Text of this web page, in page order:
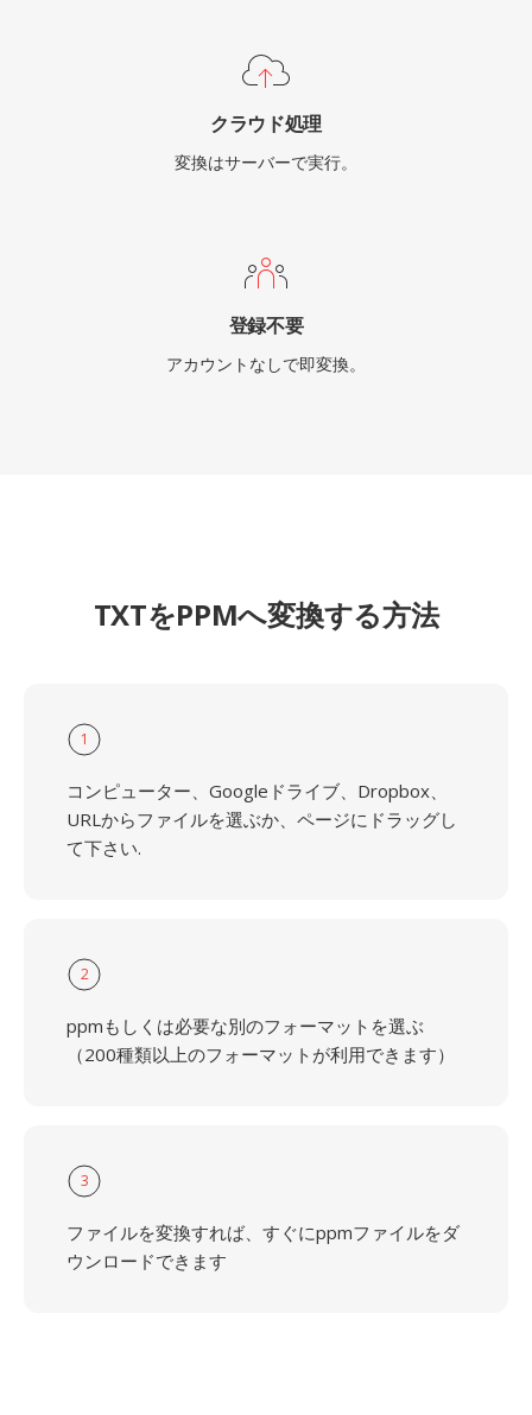
クラウド処理
変換はサーバーで実行。
登録不要
アカウントなしで即変換。
TXTをPPMへ変換する方法
1
コンピューター、Googleドライブ、Dropbox、
URLからファイルを選ぶか、ページにドラッグし
て下さい.
2
ppmもしくは必要な別のフォーマットを選ぶ
（200種類以上のフォーマットが利用できます）
3
ファイルを変換すれば、すぐにppmファイルをダ
ウンロードできます